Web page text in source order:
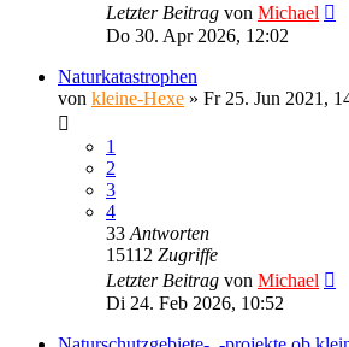
Letzter Beitrag von Michael
Do 30. Apr 2026, 12:02
Naturkatastrophen
von kleine-Hexe » Fr 25. Jun 2021,
1
2
3
4
33 Antworten
15112 Zugriffe
Letzter Beitrag von Michael
Di 24. Feb 2026, 10:52